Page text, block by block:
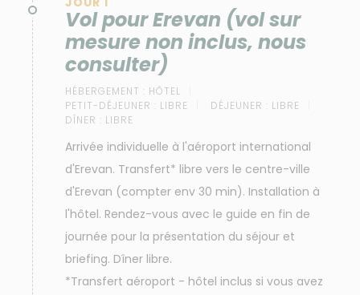
Vol pour Erevan (vol sur
mesure non inclus, nous
consulter)
HÉBERGEMENT : HÔTEL
PETIT-DÉJEUNER : LIBRE DÉJEUNER : LIBRE
DÎNER : LIBRE
Arrivée individuelle à l'aéroport international
d'Erevan. Transfert* libre vers le centre-ville
d'Erevan (compter env 30 min). Installation à
l'hôtel. Rendez-vous avec le guide en fin de
journée pour la présentation du séjour et
briefing. Dîner libre.
*Transfert aéroport - hôtel inclus si vous avez